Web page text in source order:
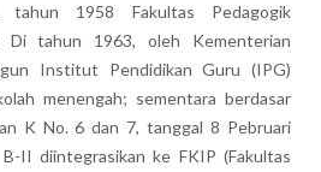
1958 Fakultas Pedagogik
Di tahun 1963, oleh Kementerian
Institut Pendidikan Guru (IPG)
menengah; sementara berdasar
K No. 6 dan 7, tanggal 8 Pebruari
II diintegrasikan ke FKIP (Fakultas